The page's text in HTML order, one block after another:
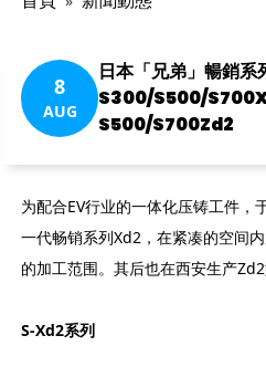
8
AUG
日本「兄弟」暢銷系
S300/S500/
S500/S700Zd2
为配合EV行业的一体化压铸工件，
一代畅销系列Xd2，在紧凑的空间
的加工范围。其后也在西安生产
S-Xd2系列